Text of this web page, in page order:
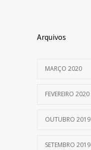
Arquivos
MARÇO 2020
FEVEREIRO 2020
OUTUBRO 2019
SETEMBRO 2019